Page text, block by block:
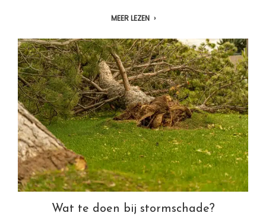
MEER LEZEN
Wat te doen bij stormschade?